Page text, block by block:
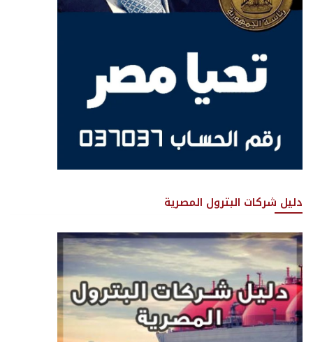
دليل شركات البترول المصرية